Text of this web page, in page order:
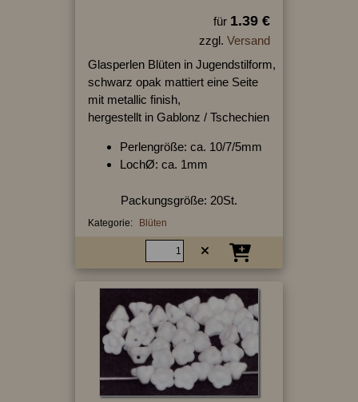
für 1.39 €
zzgl. Versand
Glasperlen Blüten in Jugendstilform,
schwarz opak mattiert eine Seite
mit metallic finish,
hergestellt in Gablonz / Tschechien
Perlengröße: ca. 10/7/5mm
LochØ: ca. 1mm
Packungsgröße: 20St.
Kategorie: Blüten